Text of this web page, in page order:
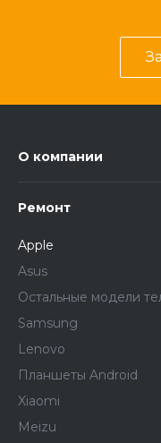
О компании
Ремонт
Apple
Asus
Остальные модели
Samsung
Lenovo
Планшеты Android
Xiaomi
Meizu